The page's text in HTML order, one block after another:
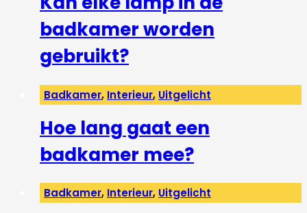
badkamer worden
gebruikt?
Badkamer, Interieur, Uitgelicht
Hoe lang gaat een
badkamer mee?
Badkamer, Interieur, Uitgelicht